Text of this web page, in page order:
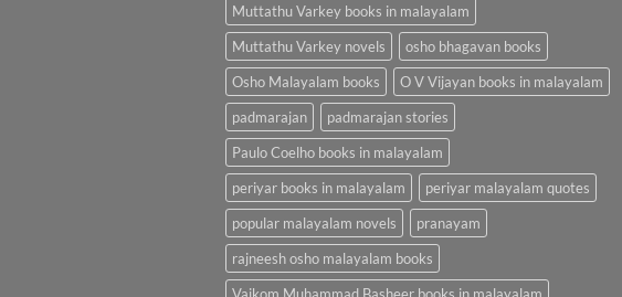
Muttathu Varkey books in malayalam
Muttathu Varkey novels
osho bhagavan books
Osho Malayalam books
O V Vijayan books in malayalam
padmarajan
padmarajan stories
Paulo Coelho books in malayalam
periyar books in malayalam
periyar malayalam quotes
popular malayalam novels
pranayam
rajneesh osho malayalam books
Vaikom Muhammad Basheer books in malayalam